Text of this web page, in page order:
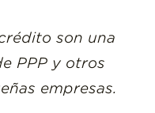
son una
PPP y otros
empresas.